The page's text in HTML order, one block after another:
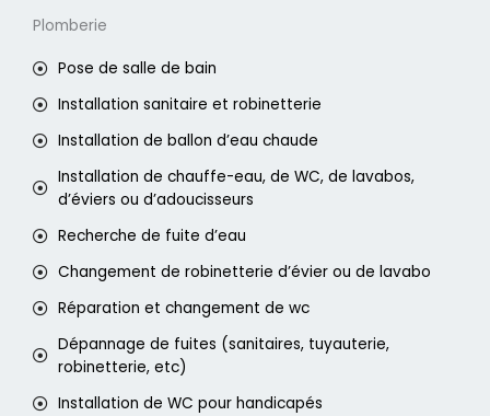
Plomberie
Pose de salle de bain
Installation sanitaire et robinetterie
Installation de ballon d’eau chaude
Installation de chauffe-eau, de WC, de lavabos,
d’éviers ou d’adoucisseurs
Recherche de fuite d’eau
Changement de robinetterie d’évier ou de lavabo
Réparation et changement de wc
Dépannage de fuites (sanitaires, tuyauterie,
robinetterie, etc)
Installation de WC pour handicapés